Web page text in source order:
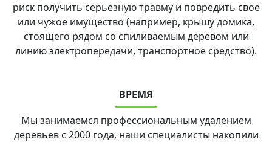
риск получить серьёзную травму и повредить своё
или чужое имущество (например, крышу домика,
стоящего рядом со спиливаемым деревом или
линию электропередачи, транспортное средство).
ВРЕМЯ
Мы занимаемся профессиональным удалением
деревьев с 2000 года, наши специалисты накопили